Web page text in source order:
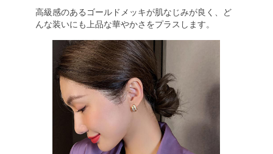
高級感のあるゴールドメッキが肌なじみが良く、ど
んな装いにも上品な華やかさをプラスします。